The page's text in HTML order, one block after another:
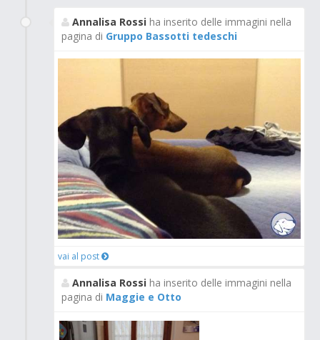
Annalisa Rossi ha inserito delle immagini nella
pagina di Gruppo Bassotti tedeschi
vai al post
Annalisa Rossi ha inserito delle immagini nella
pagina di Maggie e Otto